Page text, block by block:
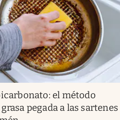
el método
pegada a las sartenes